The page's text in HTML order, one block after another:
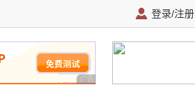
登录/注册
广告 商业广告，理性选择